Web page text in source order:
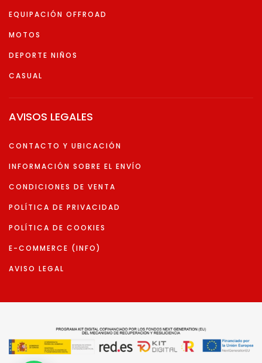
EQUIPACIÓN OFFROAD
MOTOS
DEPORTE NIÑOS
CASUAL
AVISOS LEGALES
CONTACTO Y UBICACIÓN
INFORMACIÓN SOBRE EL ENVÍO
CONDICIONES DE VENTA
POLÍTICA DE PRIVACIDAD
POLÍTICA DE COOKIES
E-COMMERCE (INFO)
AVISO LEGAL